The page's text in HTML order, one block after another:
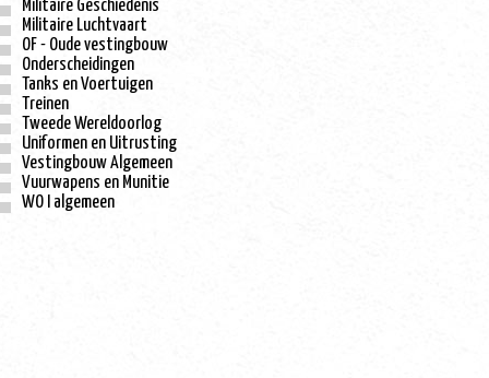
Militaire Geschiedenis
Militaire Luchtvaart
OF - Oude vestingbouw
Onderscheidingen
Tanks en Voertuigen
Treinen
Tweede Wereldoorlog
Uniformen en Uitrusting
Vestingbouw Algemeen
Vuurwapens en Munitie
WO I algemeen